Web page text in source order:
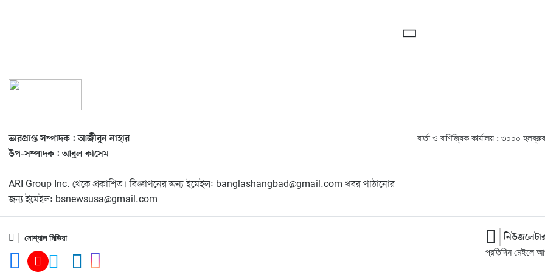
ভারপ্রাপ্ত সম্পাদক : আজীবুন নাহার
উপ-সম্পাদক : আবুল কাসেম
ARI Group Inc. থেকে প্রকাশিত। বিজ্ঞাপনের জন্য ইমেইল: banglashangbad@gmail.com খবর পাঠানোর
জন্য ইমেইল: bsnewsusa@gmail.com
বার্তা ও বাণিজ্যিক কার্যালয় : ৩০০০
সোশ্যাল মিডিয়া
প্রতিদিন মেইলে